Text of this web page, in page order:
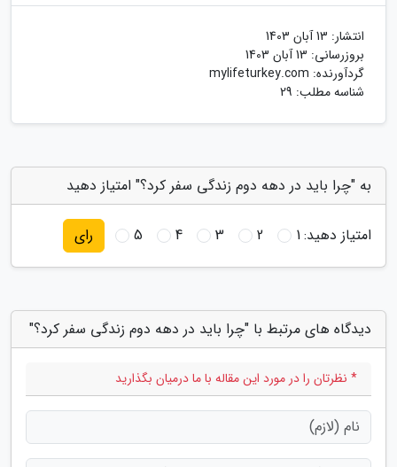
انتشار: 13 آبان 1403
بروزرسانی: 13 آبان 1403
گردآورنده: mylifeturkey.com
شناسه مطلب: 29
به "چرا باید در دهه دوم زندگی سفر کرد؟" امتیاز دهید
امتیاز دهید:1
2
3
4
5 رای
دیدگاه های مرتبط با "چرا باید در دهه دوم زندگی سفر کرد؟"
* نظرتان را در مورد این مقاله با ما درمیان بگذارید